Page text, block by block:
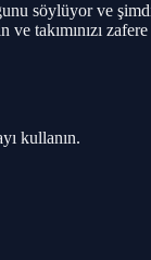
söylüyor ve
takımınızı zafere
kullanın.